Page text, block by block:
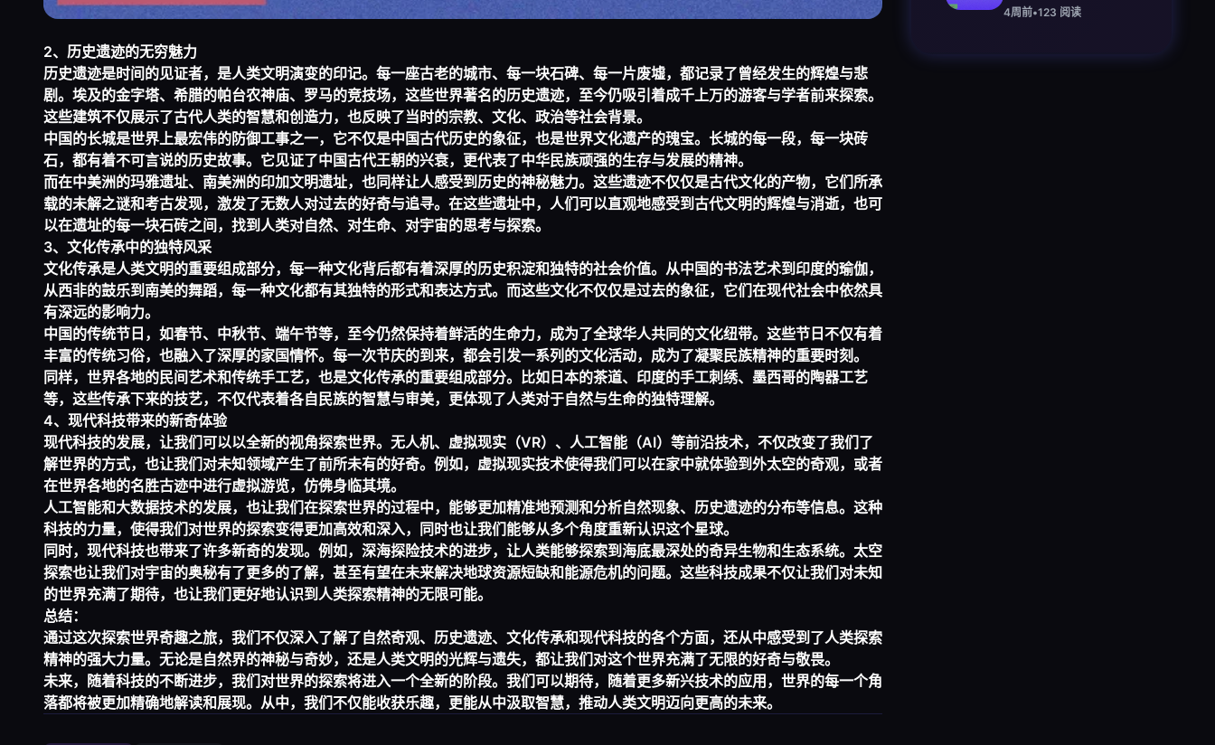
2、历史遗迹的无穷魅力
历史遗迹是时间的见证者，是人类文明演变的印记。每一座古老的城市、每一块石碑、每一片废墟，都记录了曾经发生的辉煌与悲
剧。埃及的金字塔、希腊的帕台农神庙、罗马的竞技场，这些世界著名的历史遗迹，至今仍吸引着成千上万的游客与学者前来探索。
这些建筑不仅展示了古代人类的智慧和创造力，也反映了当时的宗教、文化、政治等社会背景。
中国的长城是世界上最宏伟的防御工事之一，它不仅是中国古代历史的象征，也是世界文化遗产的瑰宝。长城的每一段，每一块砖
石，都有着不可言说的历史故事。它见证了中国古代王朝的兴衰，更代表了中华民族顽强的生存与发展的精神。
而在中美洲的玛雅遗址、南美洲的印加文明遗址，也同样让人感受到历史的神秘魅力。这些遗迹不仅仅是古代文化的产物，它们所承
载的未解之谜和考古发现，激发了无数人对过去的好奇与追寻。在这些遗址中，人们可以直观地感受到古代文明的辉煌与消逝，也可
以在遗址的每一块石砖之间，找到人类对自然、对生命、对宇宙的思考与探索。
3、文化传承中的独特风采
文化传承是人类文明的重要组成部分，每一种文化背后都有着深厚的历史积淀和独特的社会价值。从中国的书法艺术到印度的瑜伽，
从西非的鼓乐到南美的舞蹈，每一种文化都有其独特的形式和表达方式。而这些文化不仅仅是过去的象征，它们在现代社会中依然具
有深远的影响力。
中国的传统节日，如春节、中秋节、端午节等，至今仍然保持着鲜活的生命力，成为了全球华人共同的文化纽带。这些节日不仅有着
丰富的传统习俗，也融入了深厚的家国情怀。每一次节庆的到来，都会引发一系列的文化活动，成为了凝聚民族精神的重要时刻。
同样，世界各地的民间艺术和传统手工艺，也是文化传承的重要组成部分。比如日本的茶道、印度的手工刺绣、墨西哥的陶器工艺
等，这些传承下来的技艺，不仅代表着各自民族的智慧与审美，更体现了人类对于自然与生命的独特理解。
4、现代科技带来的新奇体验
现代科技的发展，让我们可以以全新的视角探索世界。无人机、虚拟现实（VR）、人工智能（AI）等前沿技术，不仅改变了我们了
解世界的方式，也让我们对未知领域产生了前所未有的好奇。例如，虚拟现实技术使得我们可以在家中就体验到外太空的奇观，或者
在世界各地的名胜古迹中进行虚拟游览，仿佛身临其境。
人工智能和大数据技术的发展，也让我们在探索世界的过程中，能够更加精准地预测和分析自然现象、历史遗迹的分布等信息。这种
科技的力量，使得我们对世界的探索变得更加高效和深入，同时也让我们能够从多个角度重新认识这个星球。
同时，现代科技也带来了许多新奇的发现。例如，深海探险技术的进步，让人类能够探索到海底最深处的奇异生物和生态系统。太空
探索也让我们对宇宙的奥秘有了更多的了解，甚至有望在未来解决地球资源短缺和能源危机的问题。这些科技成果不仅让我们对未知
的世界充满了期待，也让我们更好地认识到人类探索精神的无限可能。
总结：
通过这次探索世界奇趣之旅，我们不仅深入了解了自然奇观、历史遗迹、文化传承和现代科技的各个方面，还从中感受到了人类探索
精神的强大力量。无论是自然界的神秘与奇妙，还是人类文明的光辉与遗失，都让我们对这个世界充满了无限的好奇与敬畏。
未来，随着科技的不断进步，我们对世界的探索将进入一个全新的阶段。我们可以期待，随着更多新兴技术的应用，世界的每一个角
落都将被更加精确地解读和展现。从中，我们不仅能收获乐趣，更能从中汲取智慧，推动人类文明迈向更高的未来。
4周前•123 阅读